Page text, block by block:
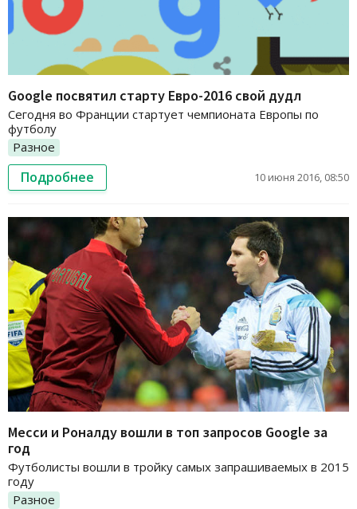
Google посвятил старту Евро-2016 свой дудл
Сегодня во Франции стартует чемпионата Европы по
футболу
Разное
Подробнее 10 июня 2016, 08:50
Месси и Роналду вошли в топ запросов Google за
год
Футболисты вошли в тройку самых запрашиваемых в 2015
году
Разное